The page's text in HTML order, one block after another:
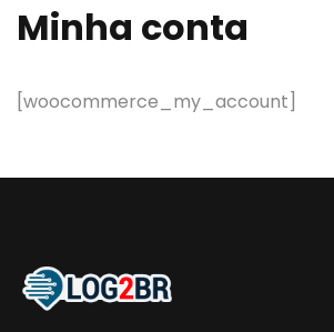
Minha conta
[woocommerce_my_account]